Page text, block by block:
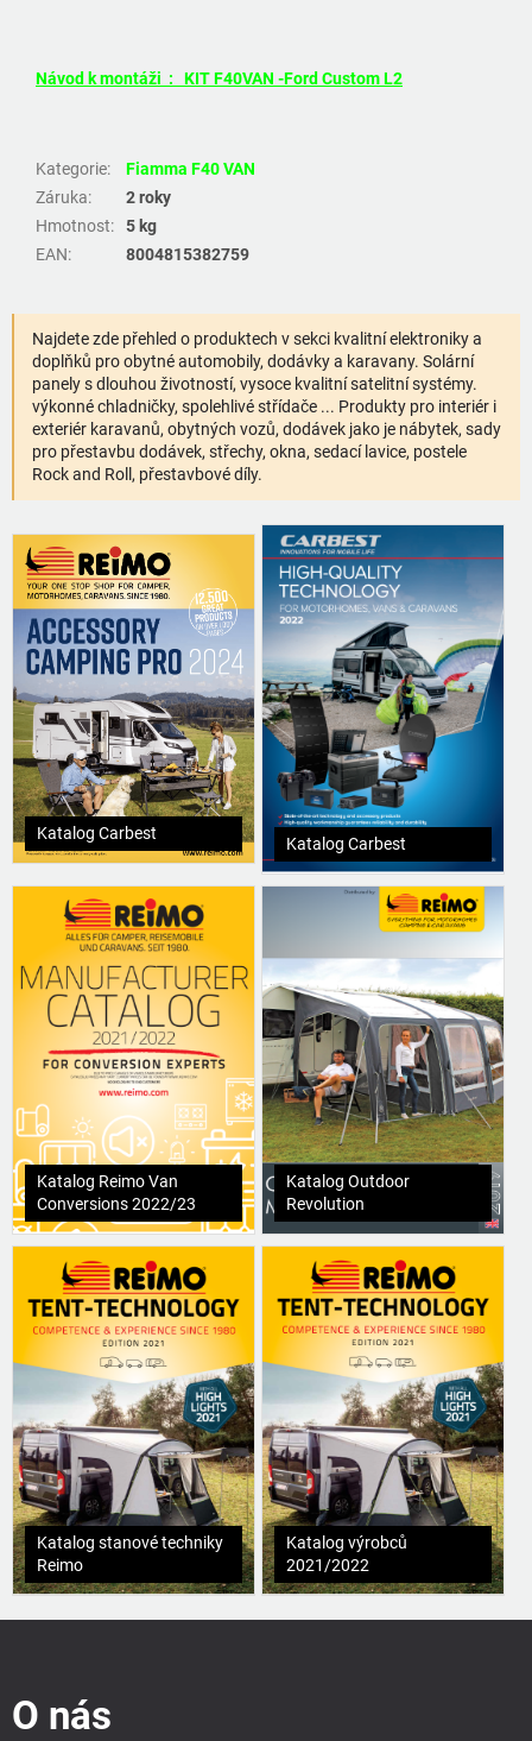
Návod k montáži : KIT F40VAN -Ford Custom L2
Kategorie:
Fiamma F40 VAN
Záruka:
2 roky
Hmotnost:
5 kg
EAN: 8004815382759
Najdete zde přehled o produktech v sekci kvalitní elektroniky a
doplňků pro obytné automobily, dodávky a karavany. Solární
panely s dlouhou životností, vysoce kvalitní satelitní systémy.
výkonné chladničky, spolehlivé střídače ... Produkty pro interiér i
exteriér karavanů, obytných vozů, dodávek jako je nábytek, sady
pro přestavbu dodávek, střechy, okna, sedací lavice, postele
Rock and Roll, přestavbové díly.
Katalog Carbest
Katalog Carbest
Katalog Reimo Van
Conversions 2022/23
Katalog Outdoor
Revolution
Katalog stanové techniky
Reimo
Katalog výrobců
2021/2022
O nás